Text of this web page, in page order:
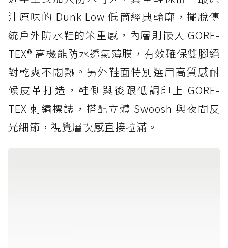
汁原味的 Dunk Low 低筒經典輪廓，擺脫傳
統戶外防水鞋的笨重感，內層則嵌入 GORE-
TEX® 高機能防水透氣薄膜，有效確保雙腳絕
對乾爽不悶熱。另外鞋面特別選用高質感耐
候皮革打造，鞋側與後跟低調印上 GORE-
TEX 刺繡標誌，搭配立體 Swoosh 與夜間反
光細節，視覺層次感直接拉滿。